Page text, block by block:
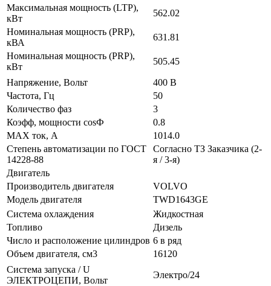
Максимальная мощность (LTP),
кВт
562.02
Номинальная мощность (PRP),
кВА
631.81
Номинальная мощность (PRP),
кВт
505.45
Напряжение, Вольт
400 В
Частота, Гц
50
Количество фаз
3
Коэфф, мощности cosФ
0.8
MAX ток, А
1014.0
Степень автоматизации по ГОСТ
14228-88
Согласно ТЗ Заказчика (2-
я / 3-я)
Двигатель
Производитель двигателя
VOLVO
Модель двигателя
TWD1643GE
Система охлаждения
Жидкостная
Топливо
Дизель
Число и расположение цилиндров 6 в ряд
Объем двигателя, см3
16120
Система запуска / U
ЭЛЕКТРОЦЕПИ, Вольт
Электро/24